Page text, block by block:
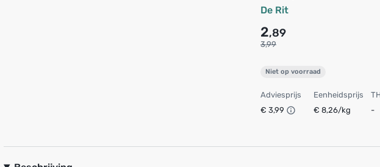
De Rit
2,89
3,99
Niet op voorraad
Adviesprijs
€ 3,99
Eenheidsprijs
€ 8,26/kg
-